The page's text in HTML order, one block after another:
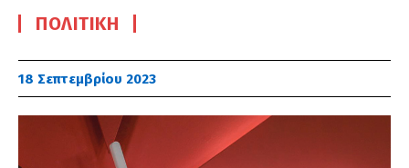
ΠΟΛΙΤΙΚΉ
18 Σεπτεμβρίου 2023